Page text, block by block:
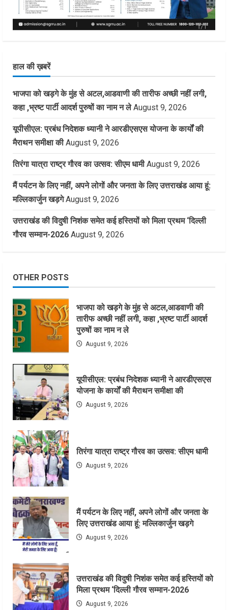
हाल की ख़बरें
भाजपा को खड़गे के मुंह से अटल,आडवाणी की तारीफ अच्छी नहीं लगी,
कहा ,भ्रष्ट पार्टी आदर्श पुरुषों का नाम न ले August 9, 2026
यूपीसीएल: प्रबंध निदेशक ध्यानी ने आरडीएसएस योजना के कार्यों की
मैराथन समीक्षा की August 9, 2026
तिरंगा यात्रा राष्ट्र गौरव का उत्सव: सीएम धामी August 9, 2026
मैं पर्यटन के लिए नहीं, अपने लोगों और जनता के लिए उत्तराखंड आया हूं:
मल्लिकार्जुन खड़गे August 9, 2026
उत्तराखंड की विदुषी निशंक समेत कई हस्तियों को मिला प्रथम ‘दिल्ली
गौरव सम्मान-2026 August 9, 2026
OTHER POSTS
भाजपा को खड़गे के मुंह से अटल,आडवाणी की
तारीफ अच्छी नहीं लगी, कहा ,भ्रष्ट पार्टी आदर्श
पुरुषों का नाम न ले
August 9, 2026
यूपीसीएल: प्रबंध निदेशक ध्यानी ने आरडीएसएस
योजना के कार्यों की मैराथन समीक्षा की
August 9, 2026
तिरंगा यात्रा राष्ट्र गौरव का उत्सव: सीएम धामी
August 9, 2026
मैं पर्यटन के लिए नहीं, अपने लोगों और जनता के
लिए उत्तराखंड आया हूं: मल्लिकार्जुन खड़गे
August 9, 2026
उत्तराखंड की विदुषी निशंक समेत कई हस्तियों को
मिला प्रथम ‘दिल्ली गौरव सम्मान-2026
August 9, 2026